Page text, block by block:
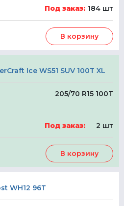
Под заказ: 184 шт
В корзину
Ice WS51 SUV 100T XL
205/70 R15 100T
Под заказ: 2 шт
В корзину
WH12 96T